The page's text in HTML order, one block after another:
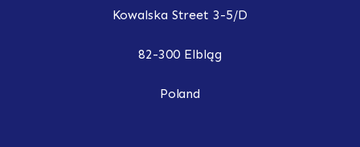
Kowalska Street 3-5/D
82-300 Elbląg
Poland